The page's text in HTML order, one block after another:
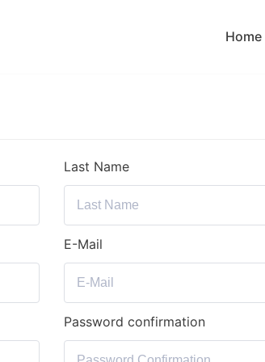
Home
Last Name
E-Mail
Password confirmation